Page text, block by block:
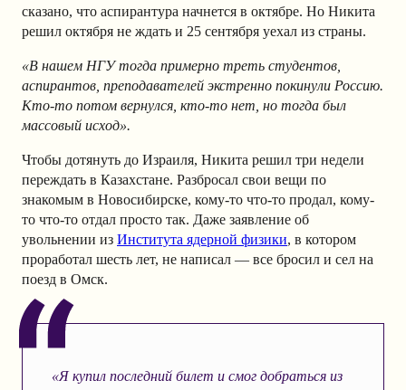
сказано, что аспирантура начнется в октябре. Но Никита
решил октября не ждать и 25 сентября уехал из страны.
«В нашем НГУ тогда примерно треть студентов,
аспирантов, преподавателей экстренно покинули Россию.
Кто-то потом вернулся, кто-то нет, но тогда был
массовый исход».
Чтобы дотянуть до Израиля, Никита решил три недели
переждать в Казахстане. Разбросал свои вещи по
знакомым в Новосибирске, кому-то что-то продал, кому-
то что-то отдал просто так. Даже заявление об
увольнении из Института ядерной физики, в котором
проработал шесть лет, не написал — все бросил и сел на
поезд в Омск.
«Я купил последний билет и смог добраться из